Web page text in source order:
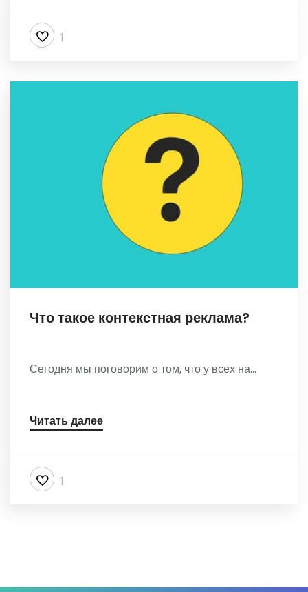
1
Что такое контекстная реклама?
Сегодня мы поговорим о том, что у всех на...
Читать далее
1